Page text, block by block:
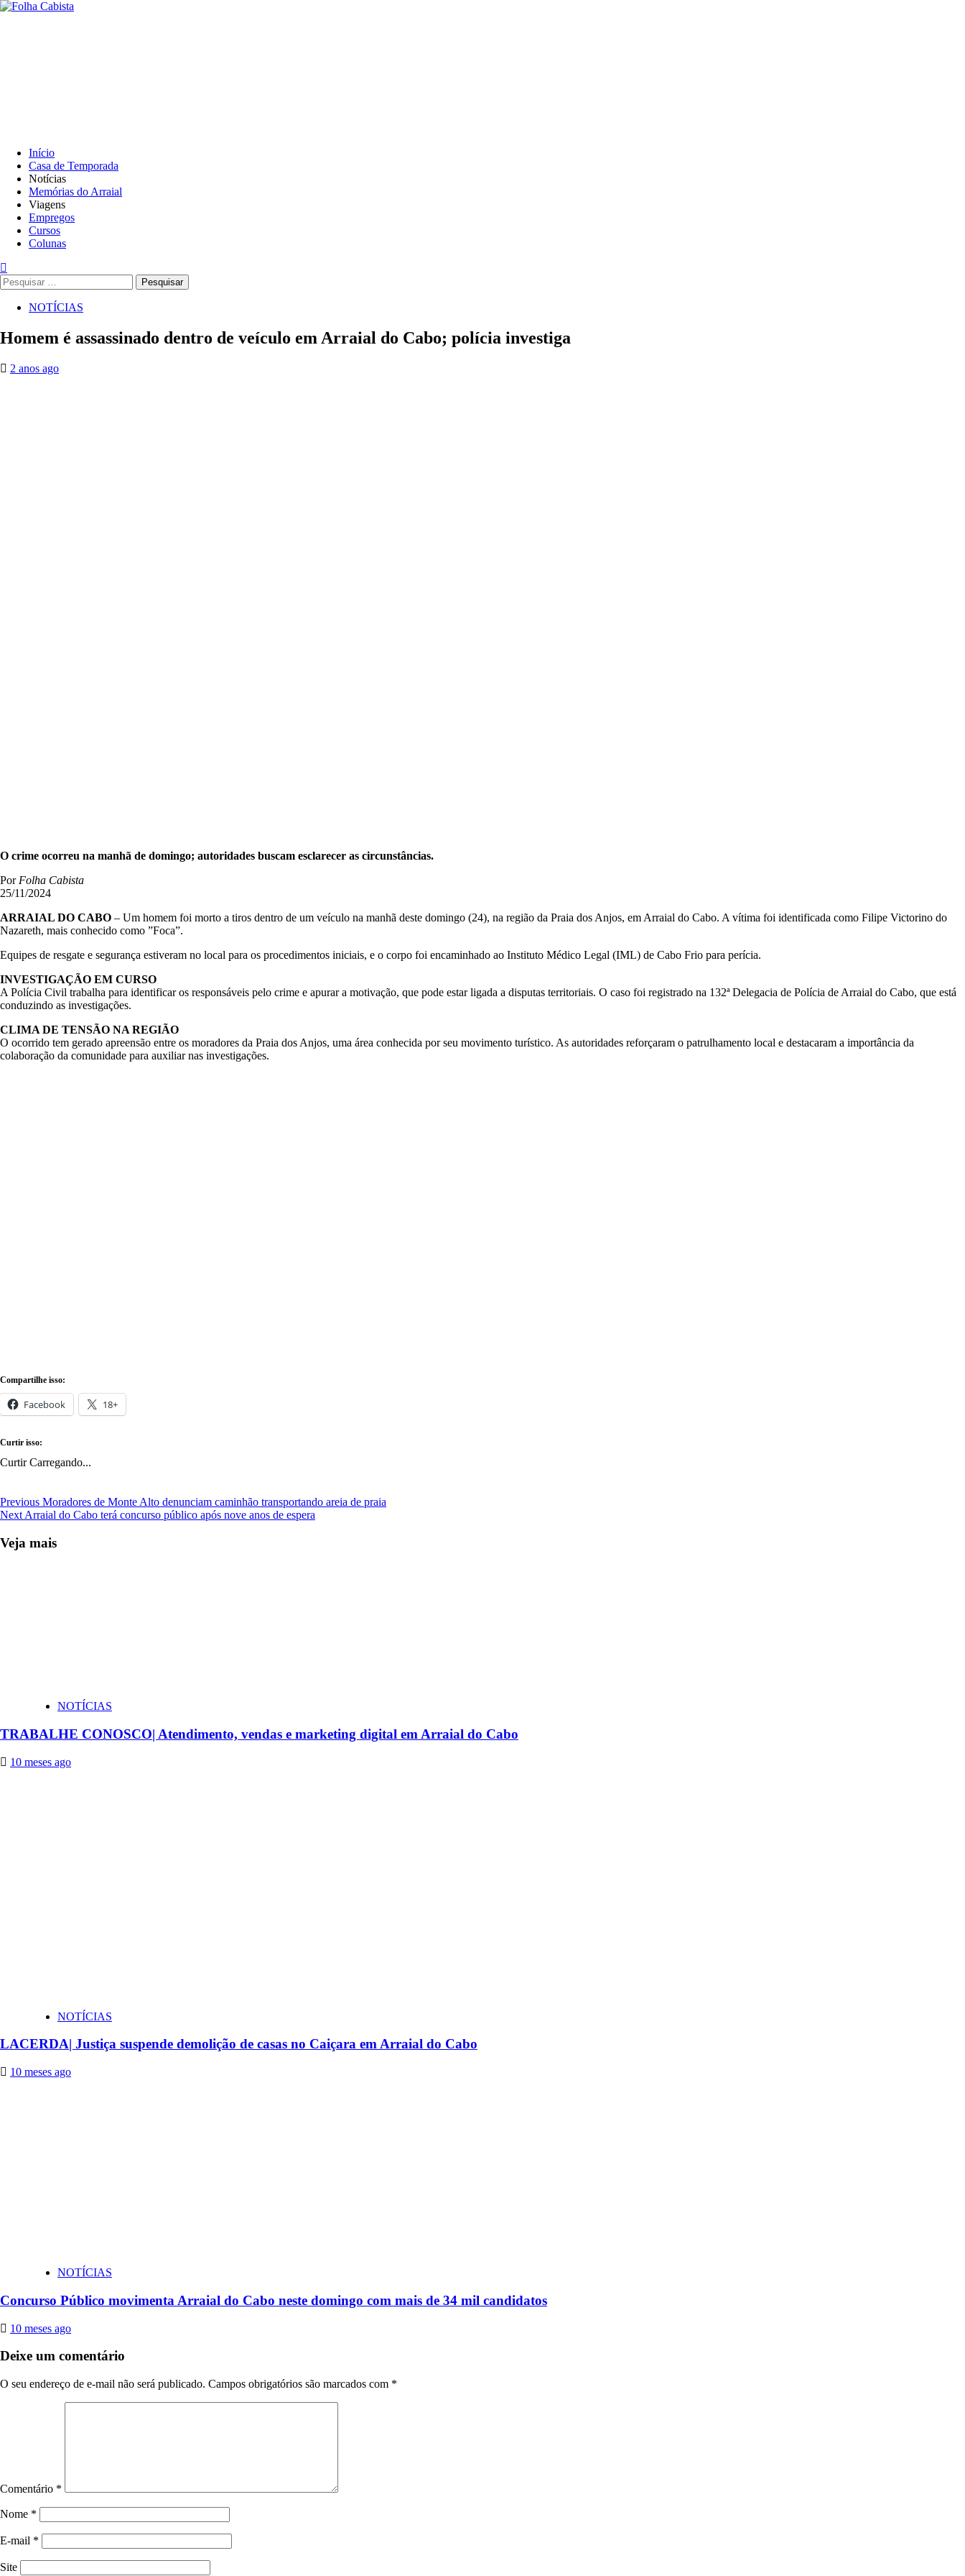
Skip
Início
Casa de Temporada
Notícias
Memórias do Arraial
Viagens
Empregos
Cursos
Colunas
Pesquisar
por:
NOTÍCIAS
Homem é assassinado dentro de veículo em Arraial do Cabo; polícia investiga
2 anos ago
O crime ocorreu na manhã de domingo; autoridades buscam esclarecer as circunstâncias.
Por Folha Cabista
25/11/2024
ARRAIAL DO CABO – Um homem foi morto a tiros dentro de um veículo na manhã deste domingo (24), na região da Praia dos Anjos, em Arraial do Cabo. A vítima foi identificada como Filipe Victorino do
Nazareth, mais conhecido como ”Foca”.
Equipes de resgate e segurança estiveram no local para os procedimentos iniciais, e o corpo foi encaminhado ao Instituto Médico Legal (IML) de Cabo Frio para perícia.
INVESTIGAÇÃO EM CURSO
A Polícia Civil trabalha para identificar os responsáveis pelo crime e apurar a motivação, que pode estar ligada a disputas territoriais. O caso foi registrado na 132ª Delegacia de Polícia de Arraial do Cabo, que está
conduzindo as investigações.
CLIMA DE TENSÃO NA REGIÃO
O ocorrido tem gerado apreensão entre os moradores da Praia dos Anjos, uma área conhecida por seu movimento turístico. As autoridades reforçaram o patrulhamento local e destacaram a importância da
colaboração da comunidade para auxiliar nas investigações.
Compartilhe isso:
Facebook 18+
Curtir isso:
Curtir Carregando...
Continue
Reading
Previous Moradores de Monte Alto denunciam caminhão transportando areia de praia
Next Arraial do Cabo terá concurso público após nove anos de espera
Veja mais
NOTÍCIAS
TRABALHE CONOSCO| Atendimento, vendas e marketing digital em Arraial do Cabo
10 meses ago
NOTÍCIAS
LACERDA| Justiça suspende demolição de casas no Caiçara em Arraial do Cabo
10 meses ago
NOTÍCIAS
Concurso Público movimenta Arraial do Cabo neste domingo com mais de 34 mil candidatos
10 meses ago
Deixe um comentário
O seu endereço de e-mail não será publicado. Campos obrigatórios são marcados com *
Comentário *
Nome *
E-mail *
Site